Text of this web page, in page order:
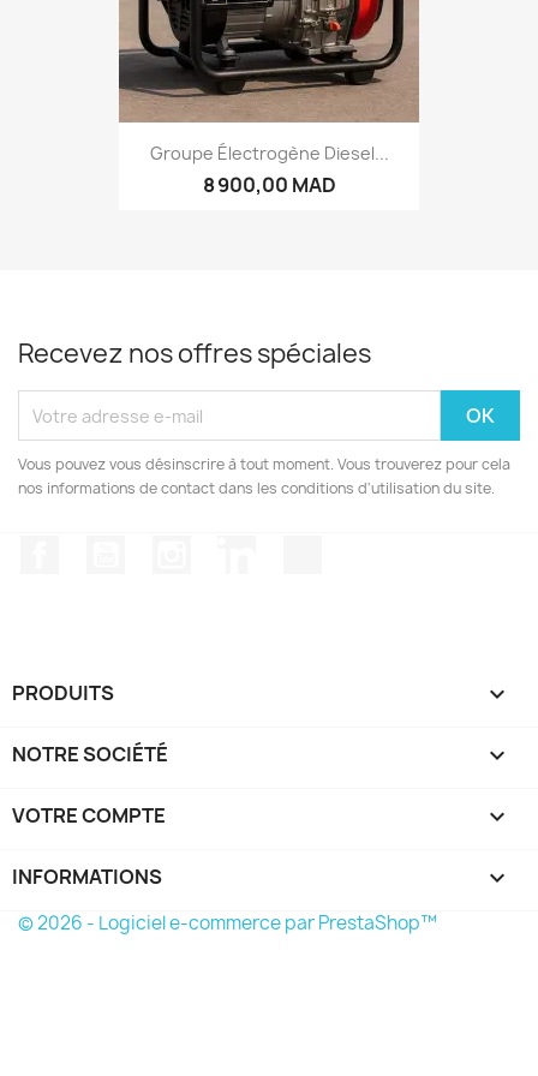
Groupe Électrogène Diesel...
8 900,00 MAD
Recevez nos offres spéciales
Vous pouvez vous désinscrire à tout moment. Vous trouverez pour cela
nos informations de contact dans les conditions d'utilisation du site.
PRODUITS 
NOTRE SOCIÉTÉ 
VOTRE COMPTE 
INFORMATIONS keyboard_arrow_down
© 2026 - Logiciel e-commerce par PrestaShop™